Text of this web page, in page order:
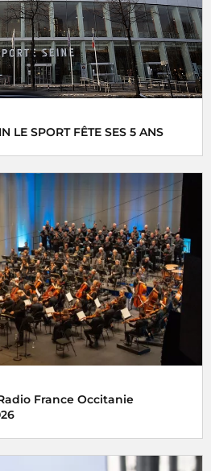
LE SPORT FÊTE SES 5 ANS
France Occitanie